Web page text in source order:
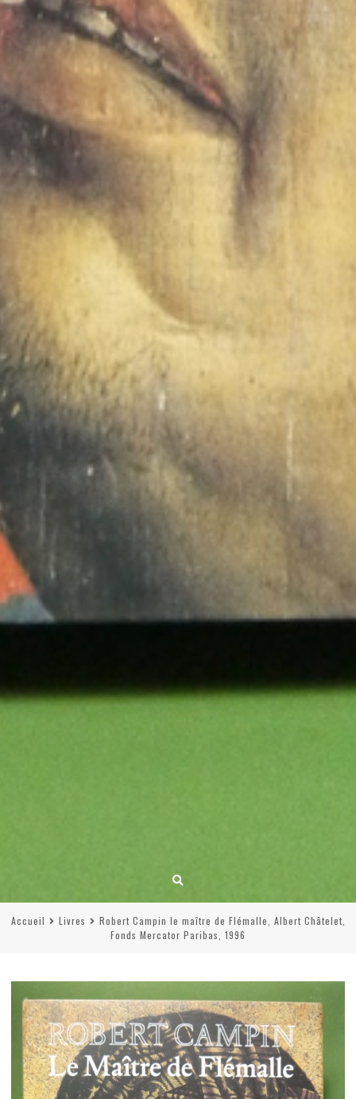
Accueil Livres
Robert Campin le maître de Flémalle, Albert Châtelet,
Fonds Mercator Paribas, 1996